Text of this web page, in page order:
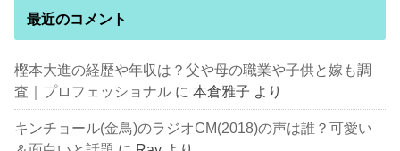
最近のコメント
樫本大進の経歴や年収は？父や母の職業や子供と嫁も調
査｜プロフェッショナル に本倉雅子 より
キンチョール(金鳥)のラジオCM(2018)の声は誰？可愛い